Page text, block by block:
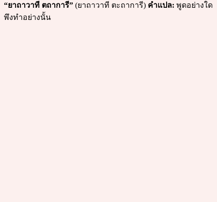
“ยาถาวาที ตถาการี” (ยาถาวาที ตะถาการี) คำแปล: พูดอย่างใด
พึงทำอย่างนั้น